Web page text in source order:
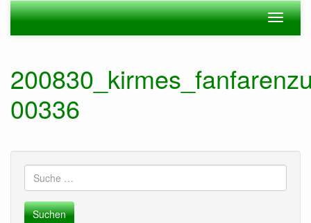
Zum
Hauptinhalt
springen
Navigation
ein-/
00336
Suche
nach: